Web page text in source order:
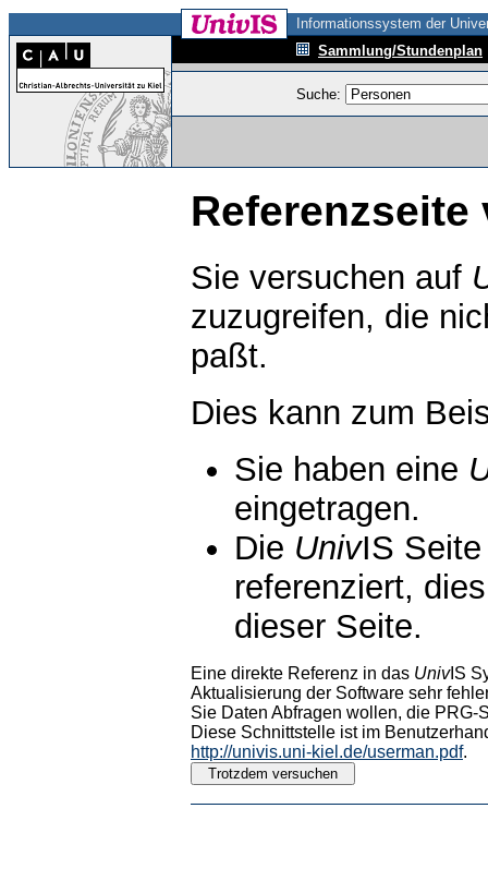
Informationssystem der
Sammlung/Stundenplan
Suche:
Referenzseite
Sie versuchen auf
zuzugreifen, die
paßt.
Dies kann zum
Sie haben eine
eingetragen.
Die UnivIS
referenziert,
dieser Seite.
Eine direkte Referenz in das UnivIS
Aktualisierung der Software sehr
Sie Daten Abfragen wollen, die PRG-
Diese Schnittstelle ist im
http://univis.uni-kiel.de/userman.pdf.